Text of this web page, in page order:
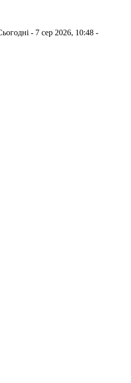
- 7 сер 2026, 10:48 -